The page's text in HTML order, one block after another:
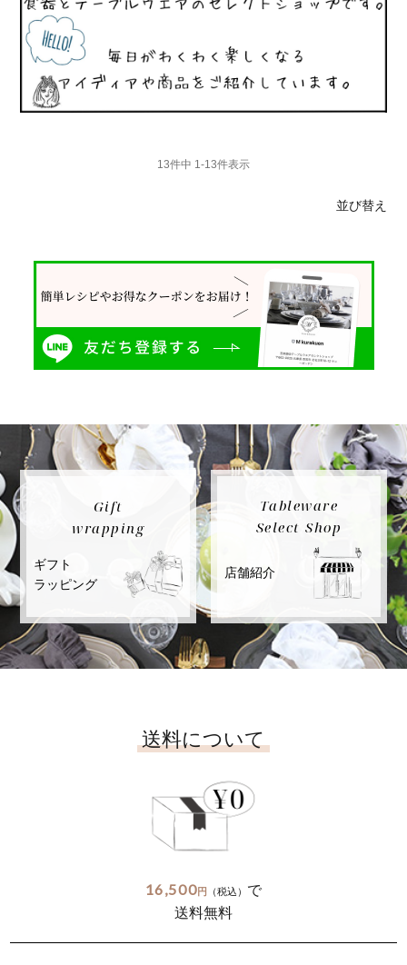
並び替え
13件中 1 -13件表示
Gift
wrapping
ギフト
ラッピング
Tableware
Select Shop
店舗紹介
送料について
16,500円 （税込） で
送料無料